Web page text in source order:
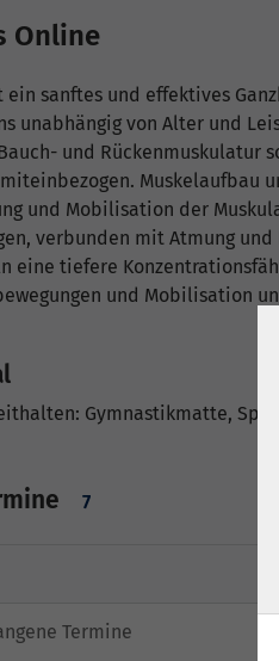
Online
ein sanftes und effektives
unabhängig von Alter und
und Rückenmuskulatur
Muskelaufbau
und Mobilisation der
verbunden mit Atmung
eine tiefere
und Mobilisation
Gymnastikmatte,
7
Termine